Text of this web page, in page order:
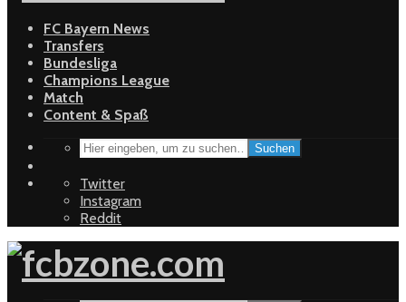
FC Bayern News
Transfers
Bundesliga
Champions League
Match
Content & Spaß
Suchen
Twitter
Instagram
Reddit